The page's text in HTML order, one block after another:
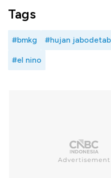
Tags
#bmkg #hujan
#el nino